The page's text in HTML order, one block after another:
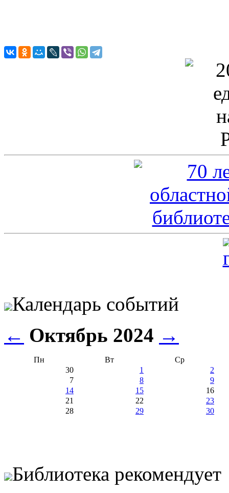
Календарь событий
← Октябрь 2024 →
Пн Вт
Ср
30
1
2
7
8
9
14
15
16
21
22
23
28
29 30
Библиотека рекомендует